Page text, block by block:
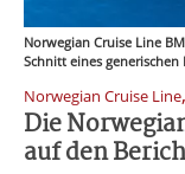
Norwegian Cruise Line
Schnitt eines
Norwegian Cruise Line,
Die
auf den